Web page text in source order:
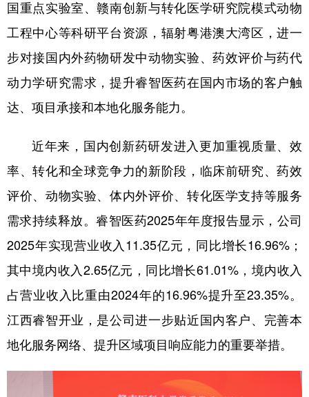
Русский язык 日本語 한국어
Deutsch Português
国重点实验室、赣南创新与转化医学研究院模式动物
工程中心等科研平台资源，辐射粤港澳大湾区，进一
步对接国内外药物研发中动物实验、药效评价与药代
动力学研究需求，提升睿智医药在国内市场的客户触
达、项目承接和本地化服务能力。
近年来，国内创新药研发进入更加重视质量、效
率、转化和全球竞争力的新阶段，临床前研究、药效
评价、动物实验、体内外评价、转化医学支持等服务
需求持续释放。睿智医药2025年年度报告显示，公司
2025年实现营业收入11.35亿元，同比增长16.96%；
其中境内收入2.65亿元，同比增长61.01%，境内收入
占营业收入比重由2024年的16.96%提升至23.35%。
江西睿智开业，是公司进一步贴近国内客户、完善本
地化服务网络、提升区域项目响应能力的重要举措。